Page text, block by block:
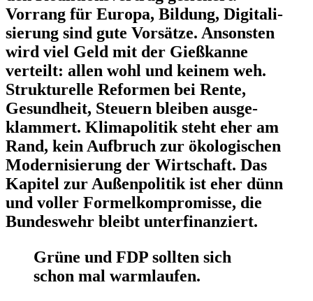
Vorrang für Europa, Bildung, Digita­li­
sierung sind gute Vorsätze. Ansonsten
wird viel Geld mit der Gießkanne
verteilt: allen wohl und keinem weh.
Struk­tu­relle Reformen bei Rente,
Gesundheit, Steuern bleiben ausge­
klammert. Klima­po­litik steht eher am
Rand, kein Aufbruch zur ökolo­gi­schen
Moder­ni­sierung der Wirtschaft. Das
Kapitel zur Außen­po­litik ist eher dünn
und voller Formel­kom­pro­misse, die
Bundeswehr bleibt unterfinanziert.
Grüne und FDP sollten sich
schon mal warmlaufen.